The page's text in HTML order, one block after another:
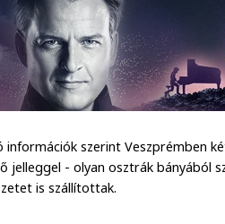
információk szerint Veszprémben
jelleggel - olyan osztrák bányából
is szállítottak.